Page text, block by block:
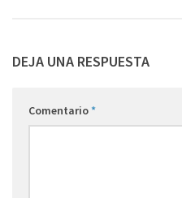
DEJA UNA RESPUESTA
Comentario*